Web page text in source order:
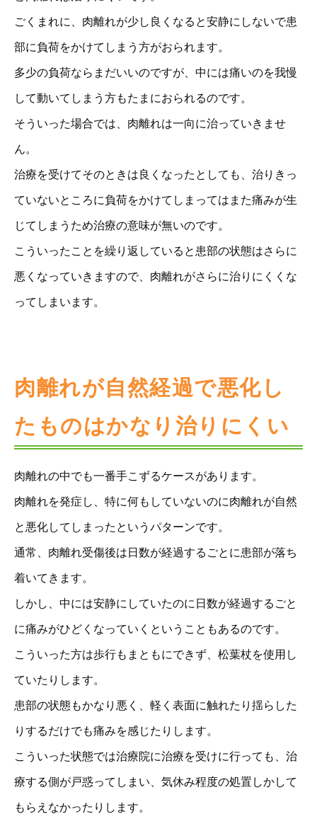
ごくまれに、肉離れが少し良くなると安静にしないで患
部に負荷をかけてしまう方がおられます。
多少の負荷ならまだいいのですが、中には痛いのを我慢
して動いてしまう方もたまにおられるのです。
そういった場合では、肉離れは一向に治っていきませ
ん。
治療を受けてそのときは良くなったとしても、治りきっ
ていないところに負荷をかけてしまってはまた痛みが生
じてしまうため治療の意味が無いのです。
こういったことを繰り返していると患部の状態はさらに
悪くなっていきますので、肉離れがさらに治りにくくな
ってしまいます。
肉離れが自然経過で悪化し
たものはかなり治りにくい
肉離れの中でも一番手こずるケースがあります。
肉離れを発症し、特に何もしていないのに肉離れが自然
と悪化してしまったというパターンです。
通常、肉離れ受傷後は日数が経過するごとに患部が落ち
着いてきます。
しかし、中には安静にしていたのに日数が経過するごと
に痛みがひどくなっていくということもあるのです。
こういった方は歩行もまともにできず、松葉杖を使用し
ていたりします。
患部の状態もかなり悪く、軽く表面に触れたり揺らした
りするだけでも痛みを感じたりします。
こういった状態では治療院に治療を受けに行っても、治
療する側が戸惑ってしまい、気休み程度の処置しかして
もらえなかったりします。